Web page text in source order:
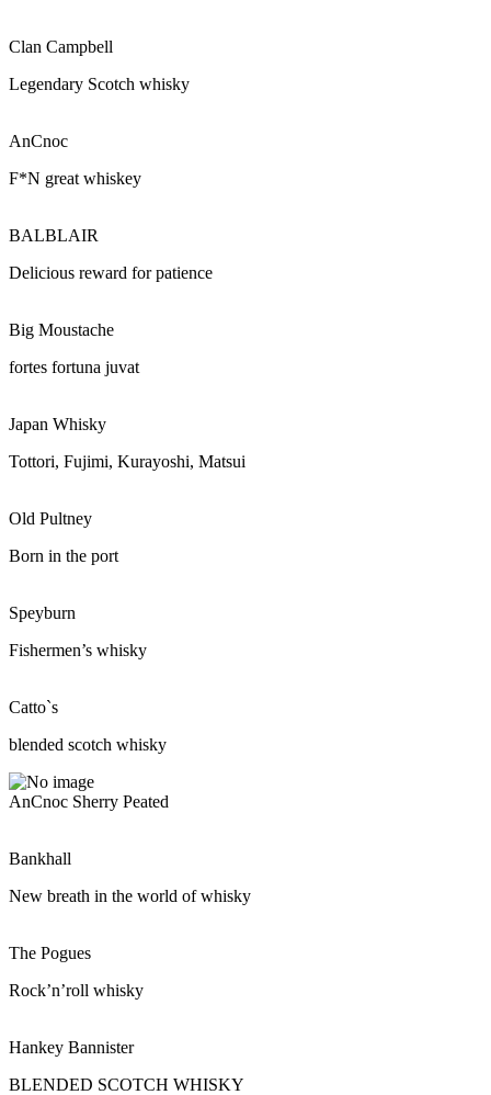
Clan Campbell
Legendary Scotch whisky
AnCnoc
F*N great whiskey
BALBLAIR
Delicious reward for patience
Big Moustache
fortes fortuna juvat
Japan Whisky
Tottori, Fujimi, Kurayoshi, Matsui
Old Pultney
Born in the port
Speyburn
Fishermen’s whisky
Catto`s
blended scotch whisky
AnCnoc Sherry Peated
Bankhall
New breath in the world of whisky
The Pogues
Rock’n’roll whisky
Hankey Bannister
BLENDED SCOTCH WHISKY